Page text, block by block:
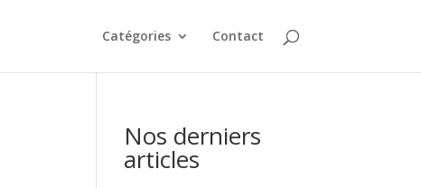
Catégories Contact
Nos derniers
articles